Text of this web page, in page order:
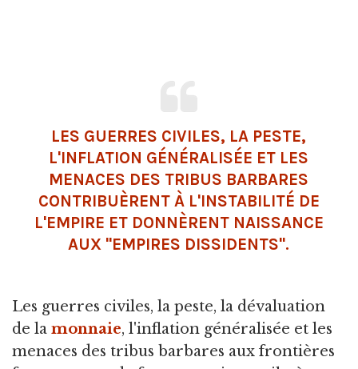
LES GUERRES CIVILES, LA PESTE,
L'INFLATION GÉNÉRALISÉE ET LES
MENACES DES TRIBUS BARBARES
CONTRIBUÈRENT À L'INSTABILITÉ DE
L'EMPIRE ET DONNÈRENT NAISSANCE
AUX "EMPIRES DISSIDENTS".
Les guerres civiles, la peste, la dévaluation
de la monnaie, l'inflation généralisée et les
menaces des tribus barbares aux frontières